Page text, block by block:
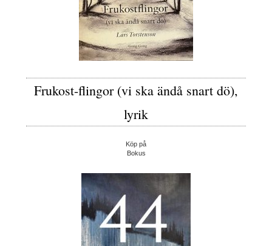
Frukost-flingor (vi ska ändå snart dö),
lyrik
Köp på
Bokus